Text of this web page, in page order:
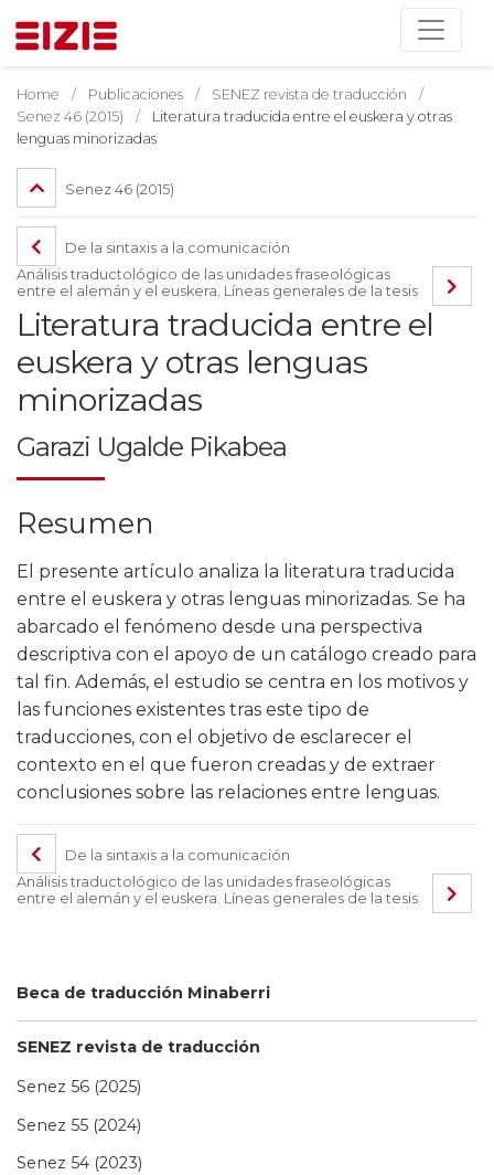
Beca de traducción Minaberri
SENEZ revista de traducción
Senez 56 (2025)
Senez 55 (2024)
Senez 54 (2023)
Home Publicaciones
SENEZ revista de traducción
Senez 46 (2015)
Literatura traducida entre el euskera y otras
lenguas minorizadas
Senez 46 (2015)
De la sintaxis a la comunicación
Análisis traductológico de las unidades fraseológicas
entre el alemán y el euskera. Líneas generales de la tesis
Literatura traducida entre el
euskera y otras lenguas
minorizadas
Garazi Ugalde Pikabea
Resumen
El presente artículo analiza la literatura traducida
entre el euskera y otras lenguas minorizadas. Se ha
abarcado el fenómeno desde una perspectiva
descriptiva con el apoyo de un catálogo creado para
tal fin. Además, el estudio se centra en los motivos y
las funciones existentes tras este tipo de
traducciones, con el objetivo de esclarecer el
contexto en el que fueron creadas y de extraer
conclusiones sobre las relaciones entre lenguas.
De la sintaxis a la comunicación
Análisis traductológico de las unidades fraseológicas
entre el alemán y el euskera. Líneas generales de la tesis